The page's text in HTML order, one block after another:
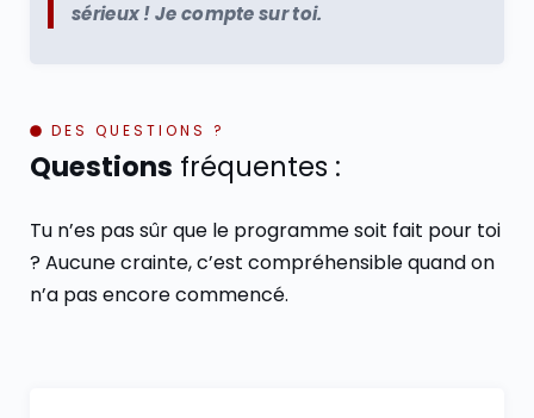
sérieux ! Je compte sur toi.
DES QUESTIONS ?
Questions fréquentes :
Tu n’es pas sûr que le programme soit fait pour toi
? Aucune crainte, c’est compréhensible quand on
n’a pas encore commencé.